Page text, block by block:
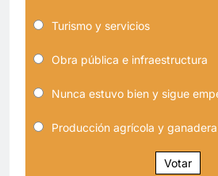
Turismo y servicios
Obra pública e infraestructura
Nunca estuvo bien y sigue
Producción agrícola y ganadera
Votar